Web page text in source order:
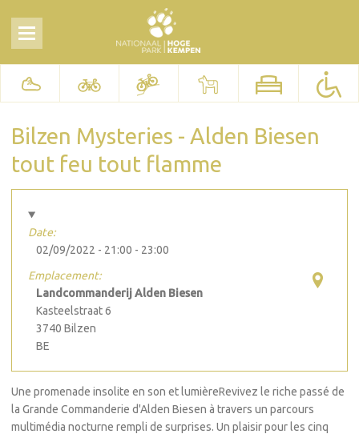
Bilzen Mysteries - Alden Biesen
tout feu tout flamme
Date:
02/09/2022 - 21:00 - 23:00
Emplacement:
Landcommanderij Alden Biesen
Kasteelstraat 6
3740 Bilzen
BE
Une promenade insolite en son et lumièreRevivez le riche passé de
la Grande Commanderie d'Alden Biesen à travers un parcours
multimédia nocturne rempli de surprises. Un plaisir pour les cinq